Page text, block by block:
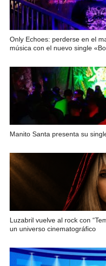
Only Echoes: perderse en el
música con el nuevo single
Manito Santa presenta su
Luzabril vuelve al rock con
un universo cinematográfico